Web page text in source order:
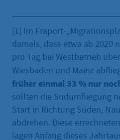
[1] Im Fraport-
damals, dass etwa ab 2020
pro Tag bei Westbetrieb
Wiesbaden und Mainz
früher einmal 33 % nur
sollten die Südumfliegung
Start in Richtung Süden,
abdrehen. Diese
lagen Anfang dieses